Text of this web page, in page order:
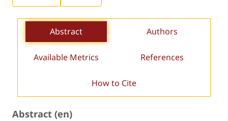
Abstract Authors
Available Metrics References
How to Cite
Abstract (en)